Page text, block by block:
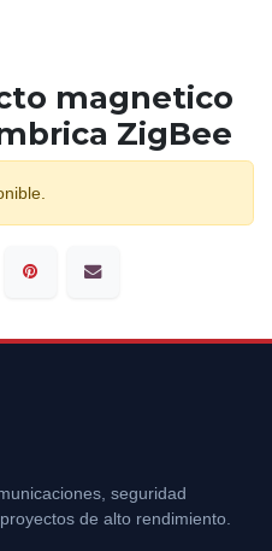
magnetico
ZigBee
seguridad
de alto rendimiento.